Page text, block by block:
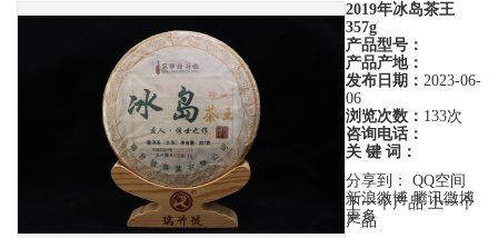
2019年冰岛茶王
357g
产品型号：
产品产地：
发布日期： 2023-06-
06
浏览次数： 133次
咨询电话：
关 键 词：
分享到：
QQ空间
新浪微博 腾讯微博
更多
下一个产品上一个
产品